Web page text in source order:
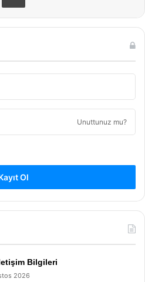
Unuttunuz mu?
Ol
Bilgileri
2026